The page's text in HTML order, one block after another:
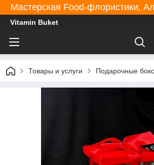
Мастерская Food-флористики,
Vitamin Buket
Товары и услуги Подарочные